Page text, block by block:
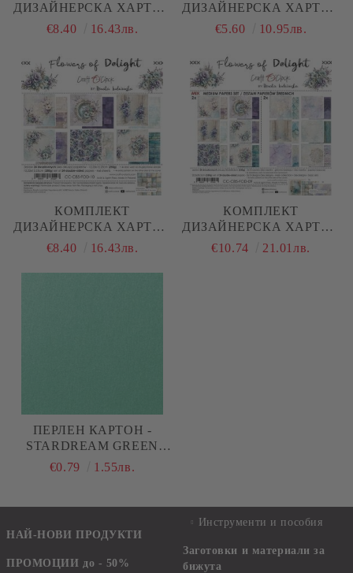
ДИЗАЙНЕРСКА ХАРТИЯ
- FLOWERS OF DELIGHT
€8.40 16.43лв.
ДИЗАЙНЕРСКА ХАРТИЯ
- FLOWERS OF DELIGHT
€5.60 10.95лв.
КОМПЛЕКТ
ДИЗАЙНЕРСКА ХАРТИЯ
- FLOWERS OF DELIGHT
€8.40 16.43лв.
КОМПЛЕКТ
ДИЗАЙНЕРСКА ХАРТИЯ
- FLOWERS OF DELIGHT
€10.74 21.01лв.
ПЕРЛЕН КАРТОН -
STARDREAM GREEN
LAGOON - A4 - 285 G/M²
€0.79 1.55лв.
НАЙ-НОВИ ПРОДУКТИ
ПРОМОЦИИ до - 50%
Инструменти и пособия
Заготовки и материали за
бижута